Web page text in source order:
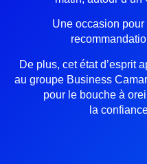
Une occasion
De plus, cet état d’esprit
au groupe Business
pour le bouche à
la